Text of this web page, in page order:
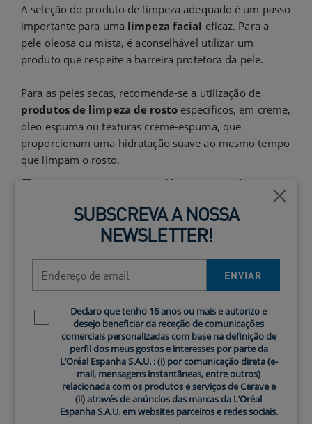
A seleção do produto de limpeza adequado é um passo
importante para uma limpeza facial eficaz. Para a
pele oleosa ou mista, é aconselhável utilizar um
produto que respeite a barreira protetora da pele.
Para as peles secas, recomenda-se a utilização de
produtos de limpeza de rosto específicos, em creme,
óleo espuma ou texturas creme-espuma, que
proporcionam uma hidratação suave ao mesmo tempo
que limpam o rosto.
Erros comuns na limpeza do
Nesta secção, vamos falar de alguns dos
limpeza de pele mais comunsque podem fazer com
que a tua pele sofra.
Utilizar água quente: A água quente pode ser
prejudicial para a pele do rosto, uma vez que pode
retirar os óleos naturais da pele e causar secura e
vermelhidão. É preferível utilizar água morna ou fria
durante alimpeza facial.
Utilizar produtos delimpeza de rostoagressivos:
Alguns produtos delimpeza facialcontêm
SUBSCREVA A NOSSA
NEWSLETTER!
ENVIAR
Newsletter policy
Declaro que tenho 16 anos ou mais e autorizo e
desejo beneficiar da receção de comunicações
comerciais personalizadas com base na definição de
perfil dos meus gostos e interesses por parte da
L’Oréal Espanha S.A.U. : (i) por comunicação direta (e-
mail, mensagens instantâneas, entre outros)
relacionada com os produtos e serviços de Cerave e
(ii) através de anúncios das marcas da L’Oréal
Espanha S.A.U. em websites parceiros e redes sociais.